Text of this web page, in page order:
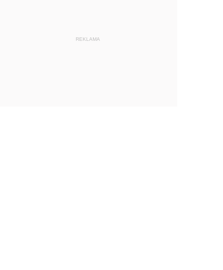
REKLAMA